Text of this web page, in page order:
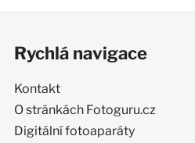
Rychlá navigace
Kontakt
O stránkách Fotoguru.cz
Digitální fotoaparáty